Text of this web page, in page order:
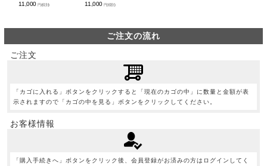
11,000円(税別)
11,000 円(税別)
ご注文の流れ
ご注文
「カゴに入れる」ボタンをクリックすると「現在のカゴの中」に数量と金額が表
示されますので「カゴの中を見る」ボタンをクリックしてください。
お客様情報
「購入手続きへ」ボタンをクリック後、会員登録がお済みの方はログインしてく